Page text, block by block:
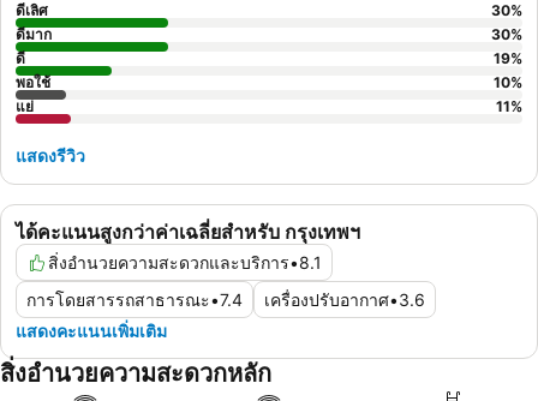
ได้คะแนนสูงกว่าค่าเฉลี่ยสำหรับ กรุงเทพฯ
สิ่งอำนวยความสะดวกและบริการ•8.1
การโดยสารรถสาธารณะ•7.4 เครื่องปรับอากาศ•3.6
แสดงคะแนนเพิ่มเติม
ดีเลิศ 30%
ดีมาก
30%
ดี
19%
พอใช้
10%
แย่
11%
แสดงรีวิว
สิ่งอำนวยความสะดวกหลัก